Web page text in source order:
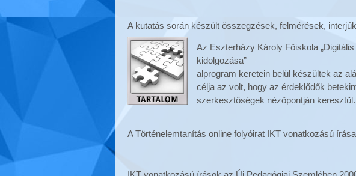
A kutatás során készült összegzések, felmérések,
Az Eszterházy Károly Főiskola
kidolgozása”
alprogram keretein belül készültek az
célja az volt, hogy az érdeklődők
szerkesztőségek nézőpontján keresztül.
A Történelemtanítás online folyóirat IKT vonatkozású